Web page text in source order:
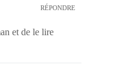
RÉPONDRE
et de le lire